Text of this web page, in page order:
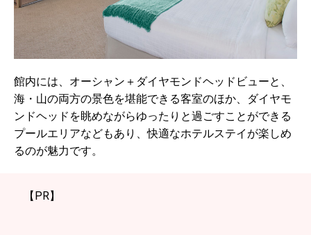
館内には、オーシャン＋ダイヤモンドヘッドビューと、
海・山の両方の景色を堪能できる客室のほか、ダイヤモ
ンドヘッドを眺めながらゆったりと過ごすことができる
プールエリアなどもあり、快適なホテルステイが楽しめ
るのが魅力です。
【PR】